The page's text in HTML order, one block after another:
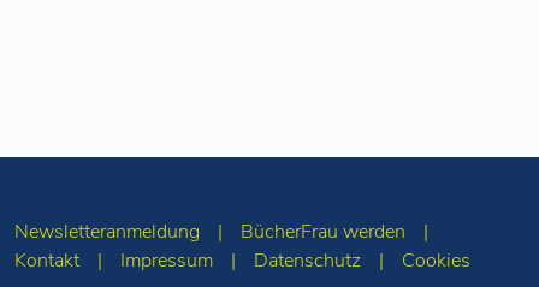
Newsletteranmeldung
BücherFrau werden
Kontakt
Impressum Datenschutz Cookies